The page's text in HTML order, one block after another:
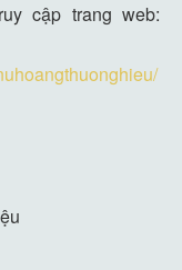
cập trang web: